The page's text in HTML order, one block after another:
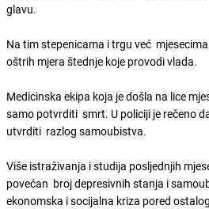
glavu.
Na tim stepenicama i trgu već
oštrih mjera štednje koje provodi vlada.
Medicinska ekipa koja je došla na lice
samo potvrditi smrt. U policiji je rečeno
utvrditi razlog samoubistva.
Više istraživanja i studija posljednjih
povećan broj depresivnih stanja i
ekonomska i socijalna kriza pored